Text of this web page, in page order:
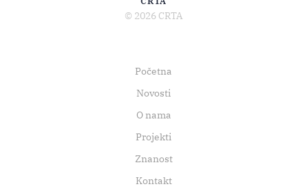
© 2026 CRTA
Početna
Novosti
O nama
Projekti
Znanost
Kontakt